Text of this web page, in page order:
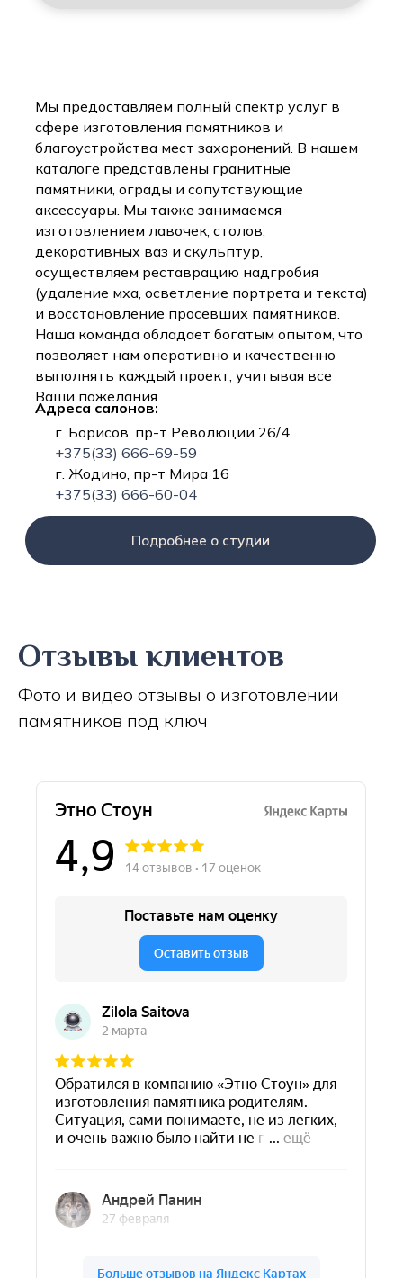
Мы предоставляем полный спектр услуг в
сфере изготовления памятников и
благоустройства мест захоронений. В нашем
каталоге представлены гранитные
памятники, ограды и сопутствующие
аксессуары. Мы также занимаемся
изготовлением лавочек, столов,
декоративных ваз и скульптур,
осуществляем реставрацию надгробия
(удаление мха, осветление портрета и текста)
и восстановление просевших памятников.
Наша команда обладает богатым опытом, что
позволяет нам оперативно и качественно
выполнять каждый проект, учитывая все
Ваши пожелания.
Адреса салонов:
г. Борисов, пр-т Революции 26/4
+375(33) 666-69-59
г. Жодино, пр-т Мира 16
+375(33) 666-60-04
Подробнее о студии
Отзывы клиентов
Фото и видео отзывы о изготовлении
памятников под ключ